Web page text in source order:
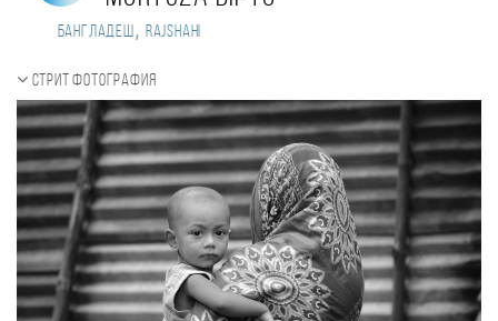
Бангладеш , Rajshahi
Стрит фотография